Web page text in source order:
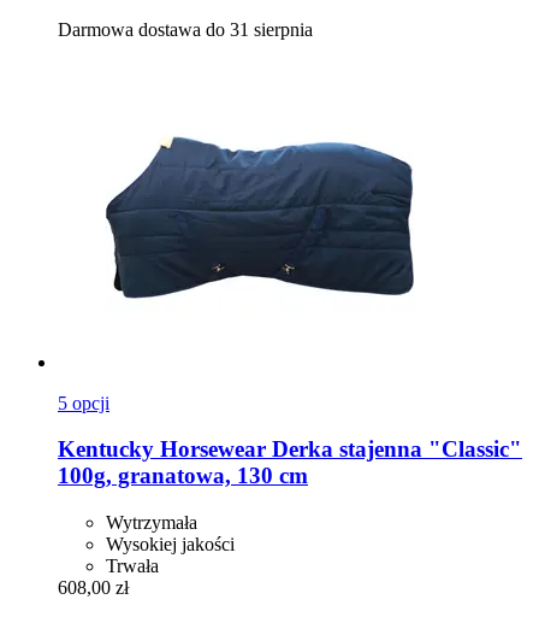
Darmowa dostawa do 31 sierpnia
5 opcji
Kentucky Horsewear Derka stajenna "Classic"
100g, granatowa, 130 cm
Wytrzymała
Wysokiej jakości
Trwała
608,00 zł